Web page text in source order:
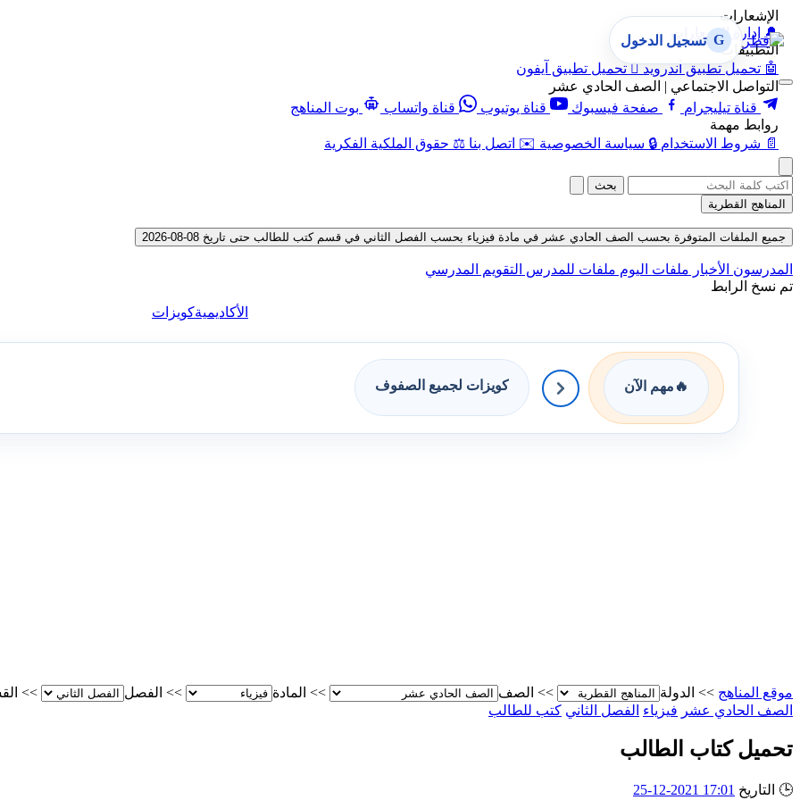
الإشعارات
🔔 إدارة الإشعارات
التطبيقات
🤖 تحميل تطبيق أندرويد  تحميل تطبيق آيفون
التواصل الاجتماعي | الصف الحادي عشر
قناة تيليجرام
صفحة فيسبوك قناة يوتيوب قناة واتساب
بوت المناهج
روابط مهمة
📄 شروط الاستخدام 🔒 سياسة الخصوصية ✉️ اتصل بنا ⚖️ حقوق الملكية الفكرية
G تسجيل الدخول
بحث
المناهج القطرية
جميع الملفات المتوفرة بحسب الصف الحادي عشر في مادة فيزياء بحسب الفصل الثاني في قسم كتب للطالب حتى تاريخ 08-08-2026
المدرسون الأخبار ملفات اليوم ملفات للمدرس التقويم المدرسي
تم نسخ الرابط
الأكاديميةكويزات
🔥 مهم الآن كويزات لجميع الصفوف
موقع المناهج >> الدولة >> الصف >> المادة >> الفصل >>
الصف الحادي عشر فيزياء الفصل الثاني كتب للطالب
تحميل كتاب الطالب
🕒 التاريخ 17:01 2021-12-25